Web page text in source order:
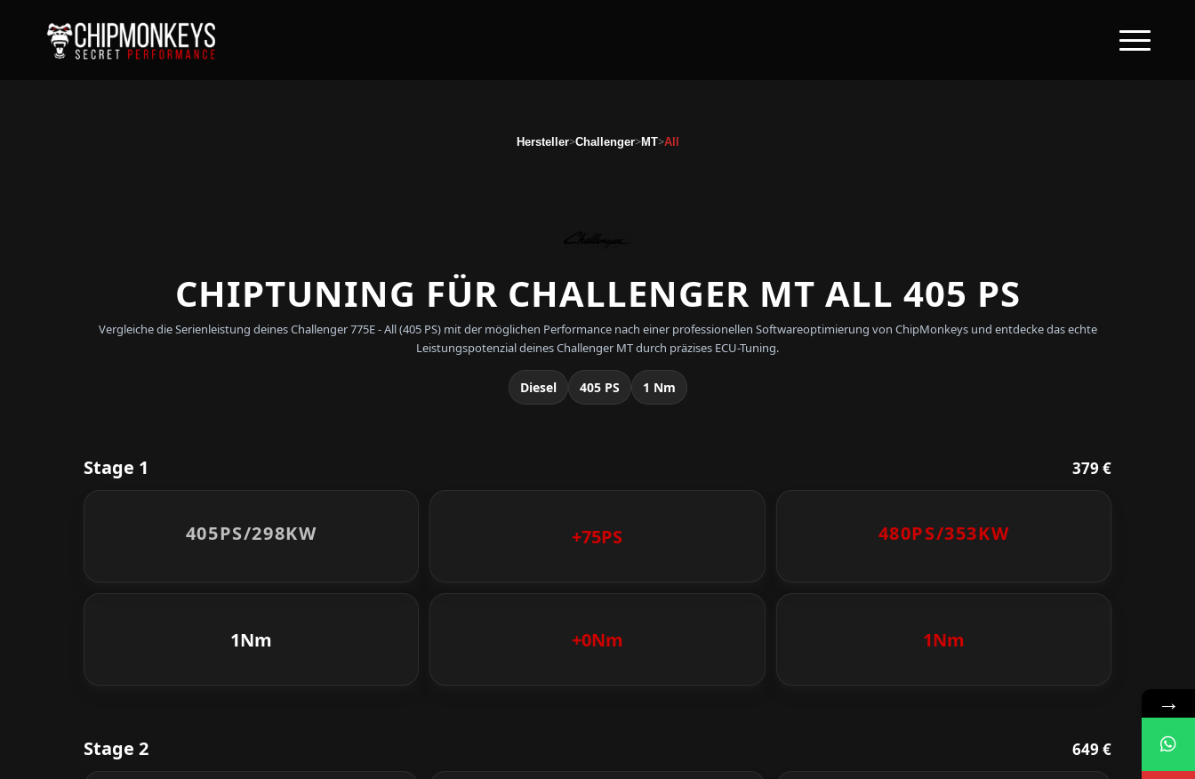
Hersteller>Challenger>MT>All
CHIPTUNING FÜR CHALLENGER MT ALL 405 PS
Vergleiche die Serienleistung deines Challenger 775E - All (405 PS) mit der möglichen Performance nach einer professionellen Softwareoptimierung von ChipMonkeys und entdecke das echte
Leistungspotenzial deines Challenger MT durch präzises ECU-Tuning.
Diesel 405 PS 1 Nm
Stage 1 379 €
405PS/298KW +75PS 480PS/353KW
1Nm +0Nm 1Nm
Stage 2 649 €
→